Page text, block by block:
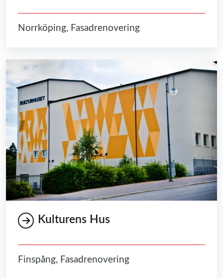
Norrköping, Fasadrenovering
Kulturens Hus
Finspång, Fasadrenovering